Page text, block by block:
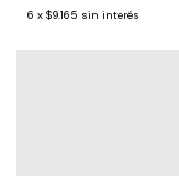
6 x $9.165 sin interés